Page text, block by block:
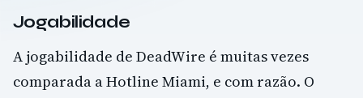
Jogabilidade
A jogabilidade de DeadWire é muitas vezes
comparada a Hotline Miami, e com razão. O